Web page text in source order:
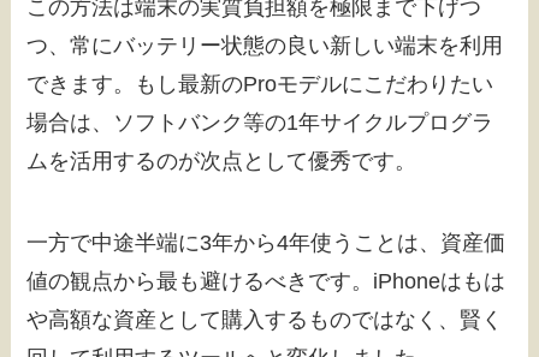
この方法は端末の実質負担額を極限まで下げつ
つ、常にバッテリー状態の良い新しい端末を利用
できます。もし最新のProモデルにこだわりたい
場合は、ソフトバンク等の1年サイクルプログラ
ムを活用するのが次点として優秀です。
一方で中途半端に3年から4年使うことは、資産価
値の観点から最も避けるべきです。iPhoneはもは
や高額な資産として購入するものではなく、賢く